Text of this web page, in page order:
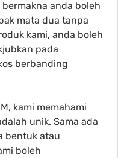
anda boleh
mata dua tanpa
kami, anda boleh
pada
berbanding
kami memahami
unik. Sama ada
bentuk atau
boleh